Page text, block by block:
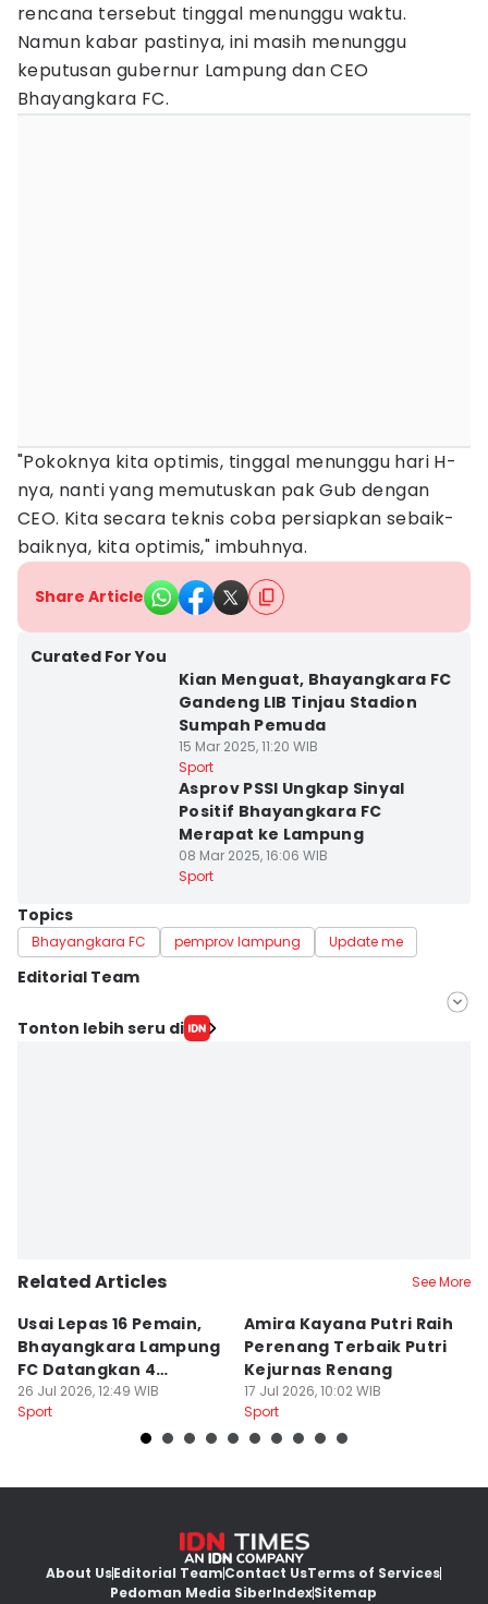
rencana tersebut tinggal menunggu waktu.
Namun kabar pastinya, ini masih menunggu
keputusan gubernur Lampung dan CEO
Bhayangkara FC.
"Pokoknya kita optimis, tinggal menunggu hari H-
nya, nanti yang memutuskan pak Gub dengan
CEO. Kita secara teknis coba persiapkan sebaik-
baiknya, kita optimis," imbuhnya.
Share Article
Curated For You
Kian Menguat, Bhayangkara FC
Gandeng LIB Tinjau Stadion
Sumpah Pemuda
15 Mar 2025, 11:20 WIB
Sport
Asprov PSSI Ungkap Sinyal
Positif Bhayangkara FC
Merapat ke Lampung
08 Mar 2025, 16:06 WIB
Sport
Topics
Bhayangkara FC pemprov lampung Update me
Editorial Team
Editor
Tonton lebih seru di
Related Articles See More
Usai Lepas 16 Pemain,
Bhayangkara Lampung
FC Datangkan 4
Rekrutan
26 Jul 2026, 12:49 WIB
Sport
Amira Kayana Putri Raih
Perenang Terbaik Putri
Kejurnas Renang
17 Jul 2026, 10:02 WIB
Sport
About UsEditorial TeamContact UsTerms of Services
Pedoman Media SiberIndexSitemap